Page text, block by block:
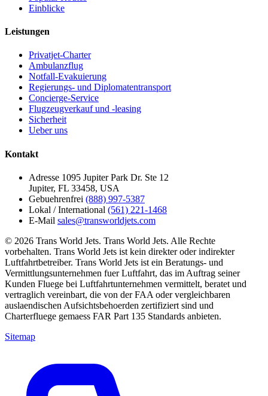
Einblicke
Leistungen
Privatjet-Charter
Ambulanzflug
Notfall-Evakuierung
Regierungs- und Diplomatentransport
Concierge-Service
Flugzeugverkauf und -leasing
Sicherheit
Ueber uns
Kontakt
Adresse 1095 Jupiter Park Dr. Ste 12
Jupiter, FL 33458, USA
Gebuehrenfrei (888) 997-5387
Lokal / International (561) 221-1468
E-Mail sales@transworldjets.com
© 2026 Trans World Jets. Trans World Jets. Alle Rechte
vorbehalten. Trans World Jets ist kein direkter oder indirekter
Luftfahrtbetreiber. Trans World Jets ist ein Beratungs- und
Vermittlungsunternehmen fuer Luftfahrt, das im Auftrag seiner
Kunden Fluege bei Luftfahrtunternehmen vermittelt, beratet und
vertraglich vereinbart, die von der FAA oder vergleichbaren
auslaendischen Aufsichtsbehoerden zertifiziert sind und
Charterfluege gemaess FAR Part 135 Standards anbieten.
Sitemap